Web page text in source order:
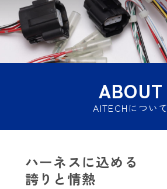
ABOUT
AITECHについて
ハーネスに込める
誇りと情熱